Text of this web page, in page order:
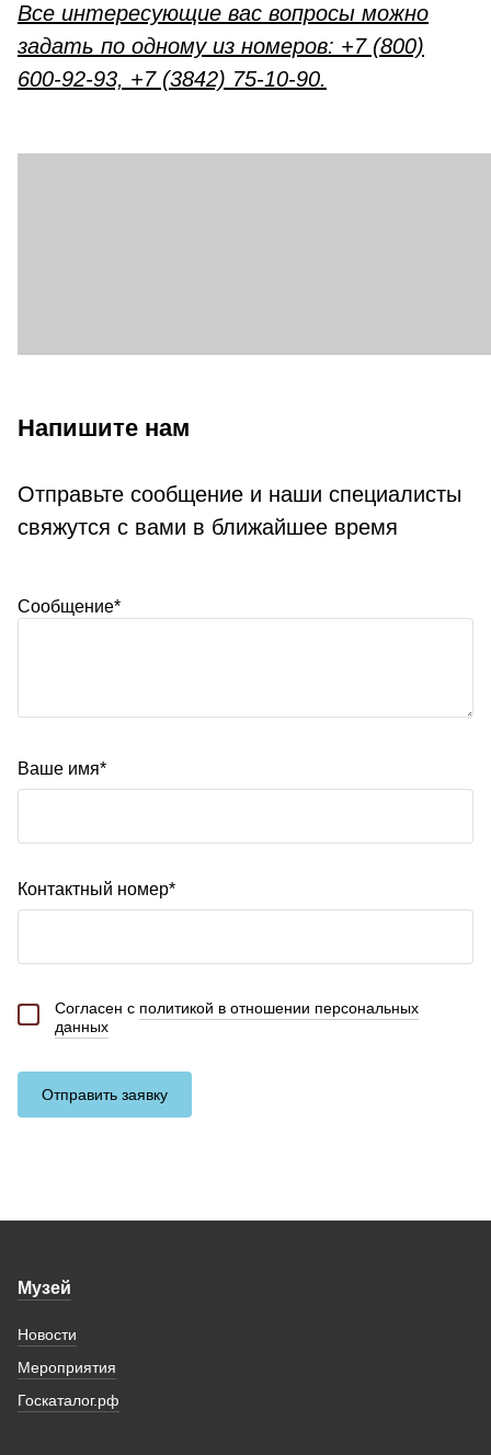
Все интересующие вас вопросы можно
задать по одному из номеров: +7 (800)
600-92-93, +7 (3842) 75-10-90.
Напишите нам
Отправьте сообщение и наши специалисты
свяжутся с вами в ближайшее время
Сообщение*
Ваше имя*
Контактный номер*
Согласен с политикой в отношении персональных
данных
Отправить заявку
Музей
Новости
Мероприятия
Госкаталог.рф